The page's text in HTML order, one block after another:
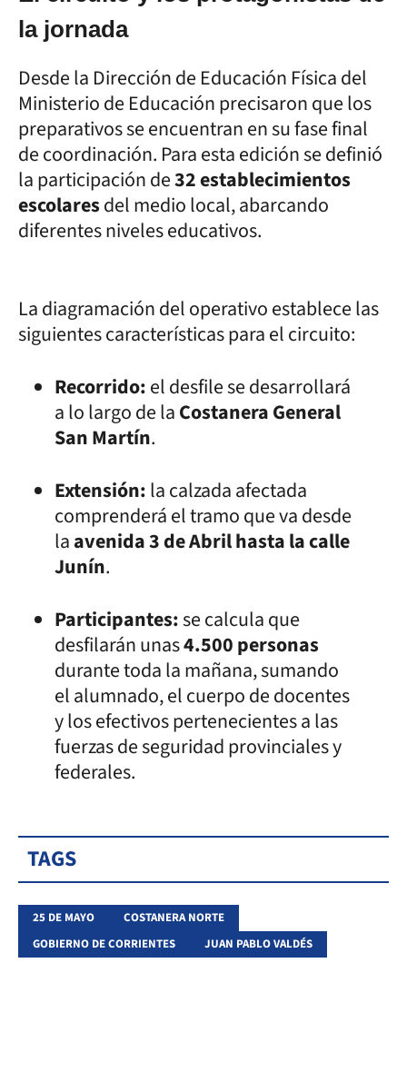
la jornada
Desde la Dirección de Educación Física del
Ministerio de Educación precisaron que los
preparativos se encuentran en su fase final
de coordinación. Para esta edición se definió
la participación de32 establecimientos
escolaresdel medio local, abarcando
diferentes niveles educativos.
La diagramación del operativo establece las
siguientes características para el circuito:
Recorrido:el desfile se desarrollará
a lo largo de laCostanera General
San Martín.
Extensión:la calzada afectada
comprenderá el tramo que va desde
laavenida 3 de Abril hasta la calle
Junín.
Participantes:se calcula que
desfilarán unas4.500 personas
durante toda la mañana, sumando
el alumnado, el cuerpo de docentes
y los efectivos pertenecientes a las
fuerzas de seguridad provinciales y
federales.
TAGS
25 DE MAYO
COSTANERA NORTE
GOBIERNO DE CORRIENTES
JUAN PABLO VALDÉS